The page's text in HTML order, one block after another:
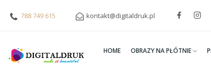
788 749 615 kontakt@digitaldruk.pl
HOME OBRAZY NA PŁÓTNIE